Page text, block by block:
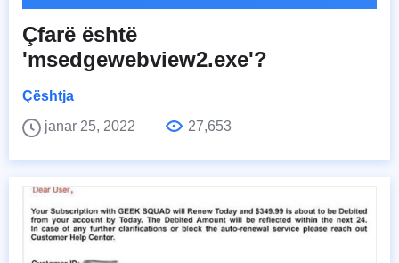
Çfarë është
'msedgewebview2.exe'?
Çështja
janar 25, 2022
27,653